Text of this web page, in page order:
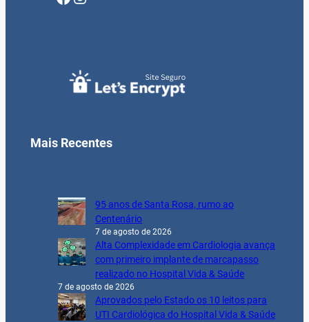
Mais Recentes
95 anos de Santa Rosa, rumo ao
Centenário
7 de agosto de 2026
Alta Complexidade em Cardiologia avança
com primeiro implante de marcapasso
realizado no Hospital Vida & Saúde
7 de agosto de 2026
Aprovados pelo Estado os 10 leitos para
UTI Cardiológica do Hospital Vida & Saúde